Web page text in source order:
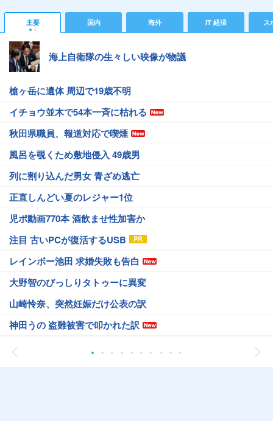
主要 国内 海外 IT 経済 ス
海上自衛隊の生々しい映像が物議
槍ヶ岳に遺体 周辺で19歳不明
イチョウ並木で54本一斉に枯れる
秋田県職員、報道対応で喫煙
風呂を覗くため敷地侵入 49歳男
列に割り込んだ男女 青ざめ逃亡
正直しんどい夏のレジャー1位
児ポ動画770本 酒飲ませ性加害か
注目 古いPCが復活するUSB
レインボー池田 求婚失敗も告白
大野智のびっしりタトゥーに異変
山崎怜奈、突然妊娠だけ公表の訳
神田うの 盗難被害で叩かれた訳